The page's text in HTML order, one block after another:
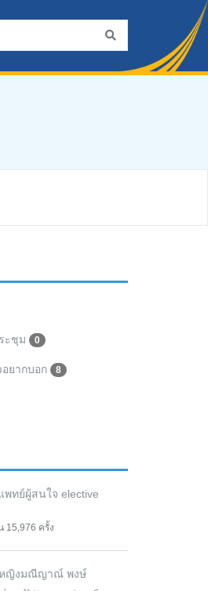
ะชุม 0
ยากบอก 8
ทย์ผู้สนใจ elective
15,976 ครั้ง
หญิงมณีญาณ์ พงษ์